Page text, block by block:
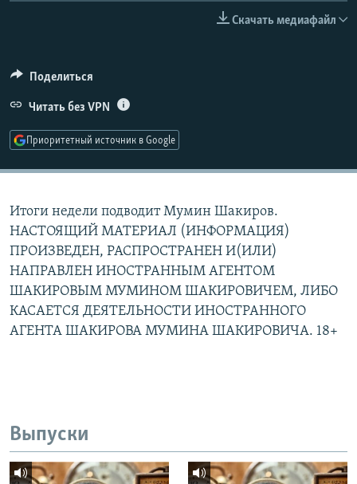
Скачать медиафайл
Поделиться
Читать без VPN
Приоритетный источник в Google
Итоги недели подводит Мумин Шакиров.
НАСТОЯЩИЙ МАТЕРИАЛ (ИНФОРМАЦИЯ)
ПРОИЗВЕДЕН, РАСПРОСТРАНЕН И(ИЛИ)
НАПРАВЛЕН ИНОСТРАННЫМ АГЕНТОМ
ШАКИРОВЫМ МУМИНОМ ШАКИРОВИЧЕМ, ЛИБО
КАСАЕТСЯ ДЕЯТЕЛЬНОСТИ ИНОСТРАННОГО
АГЕНТА ШАКИРОВА МУМИНА ШАКИРОВИЧА. 18+
Выпуски